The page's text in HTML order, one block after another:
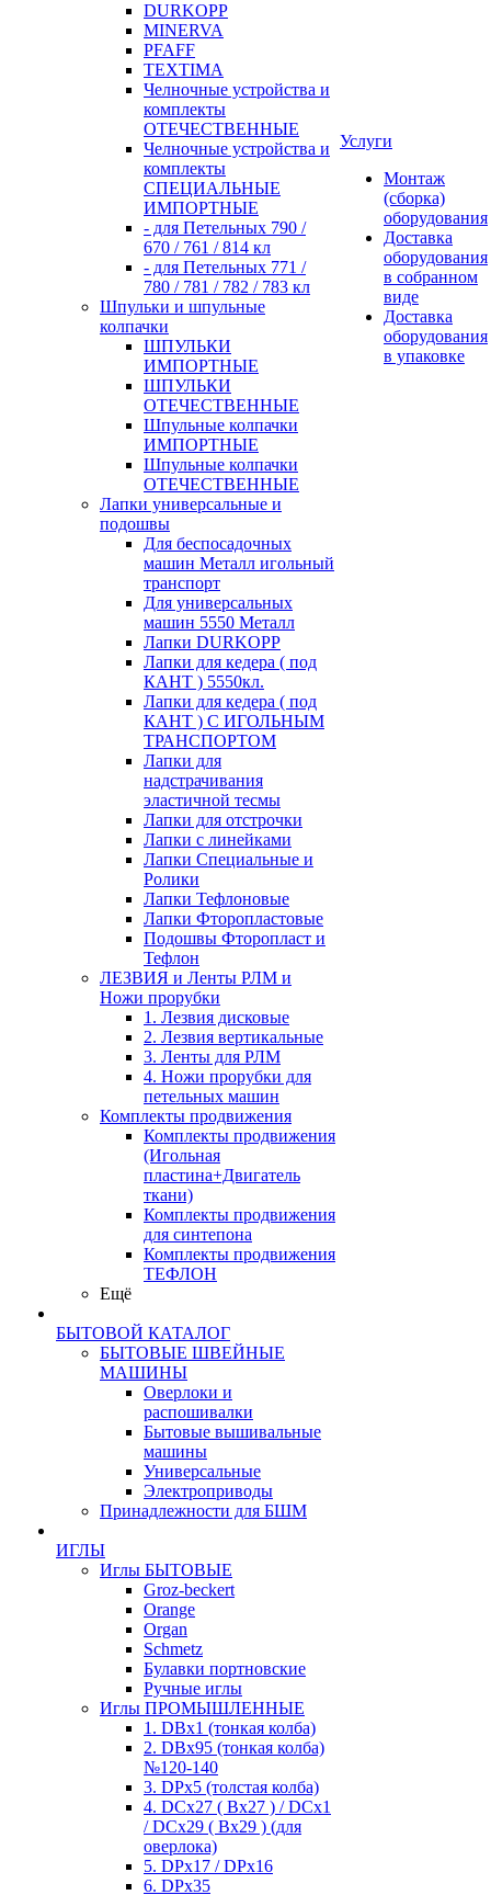
DURKOPP
MINERVA
PFAFF
TEXTIMA
Челночные устройства и
комплекты
ОТЕЧЕСТВЕННЫЕ
Челночные устройства и
комплекты
СПЕЦИАЛЬНЫЕ
ИМПОРТНЫЕ
- для Петельных 790 /
670 / 761 / 814 кл
- для Петельных 771 /
780 / 781 / 782 / 783 кл
Шпульки и шпульные
колпачки
ШПУЛЬКИ
ИМПОРТНЫЕ
ШПУЛЬКИ
ОТЕЧЕСТВЕННЫЕ
Шпульные колпачки
ИМПОРТНЫЕ
Шпульные колпачки
ОТЕЧЕСТВЕННЫЕ
Лапки универсальные и
подошвы
Для беспосадочных
машин Металл игольный
транспорт
Для универсальных
машин 5550 Металл
Лапки DURKOPP
Лапки для кедера ( под
КАНТ ) 5550кл.
Лапки для кедера ( под
КАНТ ) С ИГОЛЬНЫМ
ТРАНСПОРТОМ
Лапки для
надстрачивания
эластичной тесмы
Лапки для отстрочки
Лапки с линейками
Лапки Специальные и
Ролики
Лапки Тефлоновые
Лапки Фторопластовые
Подошвы Фторопласт и
Тефлон
ЛЕЗВИЯ и Ленты РЛМ и
Ножи прорубки
1. Лезвия дисковые
2. Лезвия вертикальные
3. Ленты для РЛМ
4. Ножи прорубки для
петельных машин
Комплекты продвижения
Комплекты продвижения
(Игольная
пластина+Двигатель
ткани)
Комплекты продвижения
для синтепона
Комплекты продвижения
ТЕФЛОН
Ещё
БЫТОВОЙ КАТАЛОГ
БЫТОВЫЕ ШВЕЙНЫЕ
МАШИНЫ
Оверлоки и
распошивалки
Бытовые вышивальные
машины
Универсальные
Электроприводы
Принадлежности для БШМ
ИГЛЫ
Иглы БЫТОВЫЕ
Groz-beckert
Orange
Organ
Schmetz
Булавки портновские
Ручные иглы
Иглы ПРОМЫШЛЕННЫЕ
1. DBx1 (тонкая колба)
2. DBx95 (тонкая колба)
№120-140
3. DPx5 (толстая колба)
4. DCx27 ( Bx27 ) / DCx1
/ DCx29 ( Bx29 ) (для
оверлока)
5. DPx17 / DPx16
6. DPx35
Услуги
Монтаж
(сборка)
оборудования
Доставка
оборудования
в собранном
виде
Доставка
оборудования
в упаковке